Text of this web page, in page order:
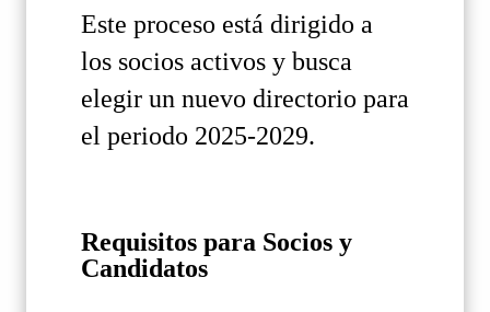
Este proceso está dirigido a
los socios activos y busca
elegir un nuevo directorio para
el periodo 2025-2029.
Requisitos para Socios y
Candidatos